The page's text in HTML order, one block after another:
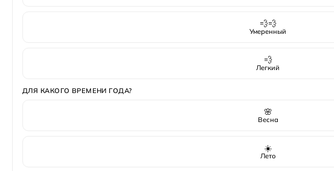
💨💨
Умеренный
💨
Легкий
ДЛЯ КАКОГО ВРЕМЕНИ ГОДА?
🌸
Весна
☀️
Лето